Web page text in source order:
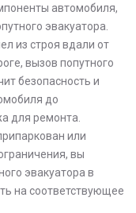
автомобиля,
эвакуатора.
из строя вдали от
вызов попутного
безопасность и
до
для ремонта.
или
вы
эвакуатора в
на соответствующее